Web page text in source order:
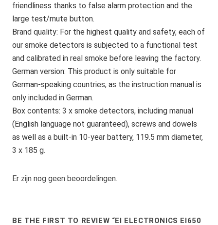
friendliness thanks to false alarm protection and the
large test/mute button.
Brand quality: For the highest quality and safety, each of
our smoke detectors is subjected to a functional test
and calibrated in real smoke before leaving the factory.
German version: This product is only suitable for
German-speaking countries, as the instruction manual is
only included in German.
Box contents: 3 x smoke detectors, including manual
(English language not guaranteed), screws and dowels
as well as a built-in 10-year battery, 119.5 mm diameter,
3 x 185 g.
Er zijn nog geen beoordelingen.
BE THE FIRST TO REVIEW “EI ELECTRONICS EI650